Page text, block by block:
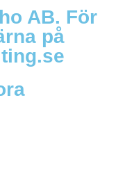
AB. För
på